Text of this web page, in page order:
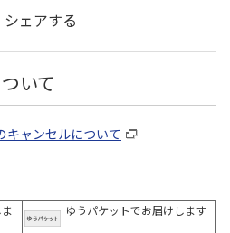
シェアする
いて
キャンセルについて
ゆうパケットでお届けします